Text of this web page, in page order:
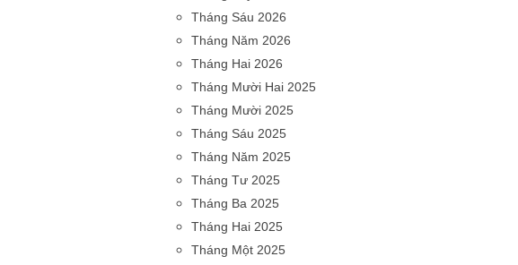
Tháng Sáu 2026
Tháng Năm 2026
Tháng Hai 2026
Tháng Mười Hai 2025
Tháng Mười 2025
Tháng Sáu 2025
Tháng Năm 2025
Tháng Tư 2025
Tháng Ba 2025
Tháng Hai 2025
Tháng Một 2025